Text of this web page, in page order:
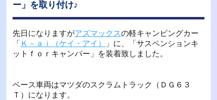
ー」を取り付け♪
先日になりますがアズマックスの軽キャンピングカー
「 Ｋ－ａｉ（ケイ・アイ）
」に、「サスペンションキ
ットｆｏｒキャンパー」を装着致しました。
ベース車両はマツダのスクラムトラック（ＤＧ６３
Ｔ）になります。